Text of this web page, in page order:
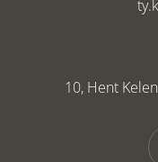
10, Hent